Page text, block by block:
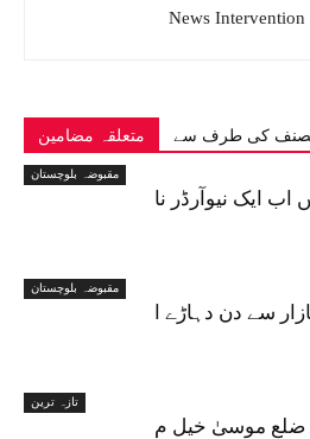
News Intervention
متعلقہ مضامین مصنف کی طرف سے
مقبوضہ بلوچستان
مقبوضہ بلوچستان
تازہ ترین